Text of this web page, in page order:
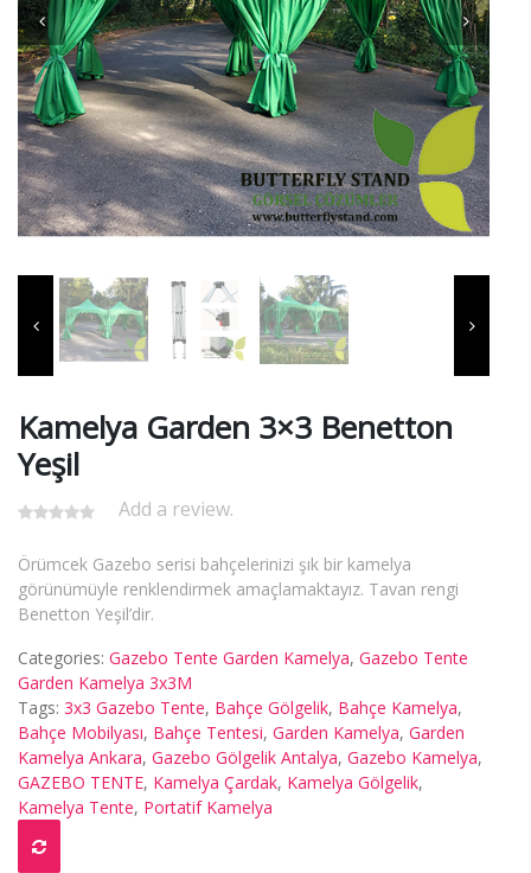
Kamelya Garden 3×3 Benetton
Yeşil
Add a review.
Örümcek Gazebo serisi bahçelerinizi şık bir kamelya
görünümüyle renklendirmek amaçlamaktayız. Tavan rengi
Benetton Yeşil’dir.
Categories: Gazebo Tente Garden Kamelya, Gazebo Tente
Garden Kamelya 3x3M
Tags: 3x3 Gazebo Tente, Bahçe Gölgelik, Bahçe Kamelya,
Bahçe Mobilyası, Bahçe Tentesi, Garden Kamelya, Garden
Kamelya Ankara, Gazebo Gölgelik Antalya, Gazebo Kamelya,
GAZEBO TENTE, Kamelya Çardak, Kamelya Gölgelik,
Kamelya Tente, Portatif Kamelya